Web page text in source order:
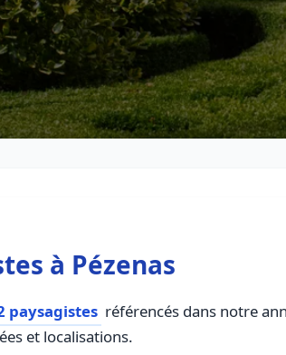
à Pézenas
paysagistes référencés dans notre
et localisations.